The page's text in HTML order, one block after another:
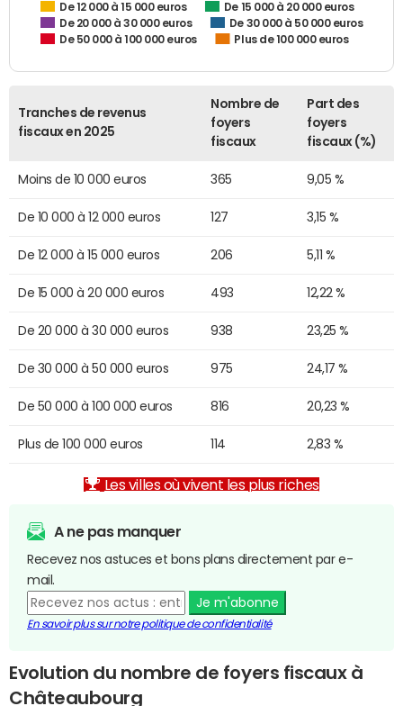
De 12 000 à 15 000 euros
De 15 000 à 20 000 euros
De 20 000 à 30 000 euros
De 30 000 à 50 000 euros
De 50 000 à 100 000 euros
Plus de 100 000 euros
Tranches de revenus
fiscaux en 2025
Nombre de
foyers
fiscaux
Part des
foyers
fiscaux (%)
Moins de 10 000 euros 365 9,05 %
De 10 000 à 12 000 euros 127 3,15 %
De 12 000 à 15 000 euros 206 5,11 %
De 15 000 à 20 000 euros 493 12,22 %
De 20 000 à 30 000 euros 938 23,25 %
De 30 000 à 50 000 euros 975 24,17 %
De 50 000 à 100 000 euros 816 20,23 %
Plus de 100 000 euros 114 2,83 %
Les villes où vivent les plus riches
A ne pas manquer
Recevez nos astuces et bons plans directement par e-
mail.
Je m'abonne
En savoir plus sur notre politique de confidentialité
Evolution du nombre de foyers fiscaux à
Châteaubourg